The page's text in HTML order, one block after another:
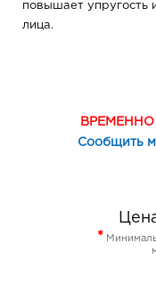
повышает упругость
лица.
Сообщить
*